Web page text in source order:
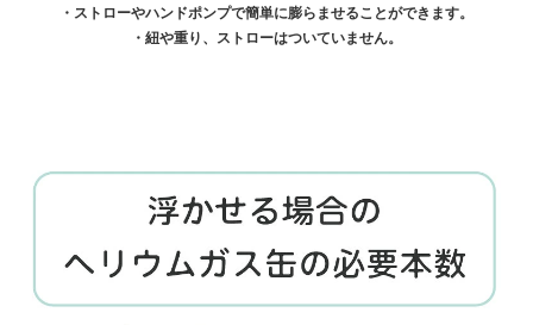
・ストローやハンドポンプで簡単に膨らませることができます。
・紐や重り、ストローはついていません。